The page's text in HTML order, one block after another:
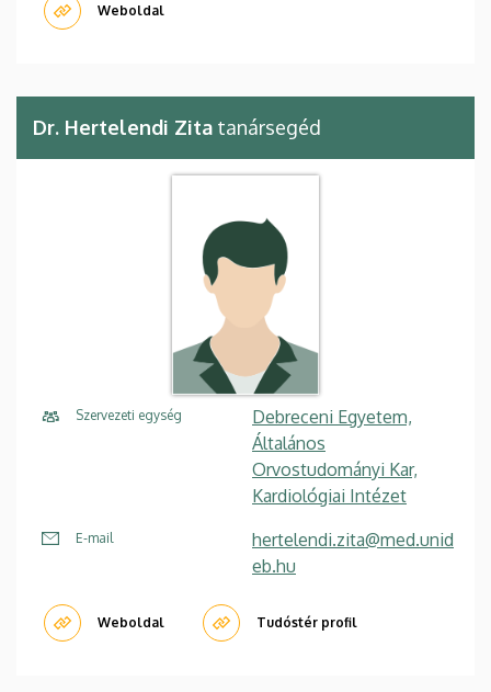
Weboldal
Dr. Hertelendi Zita tanársegéd
Szervezeti egység
Debreceni Egyetem,
Általános
Orvostudományi Kar,
Kardiológiai Intézet
E-mail
hertelendi.zita@med.unid
eb.hu
Weboldal Tudóstér profil